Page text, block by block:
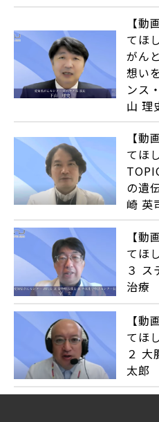
【動
てほ
がん
想い
ンス
山 理
【動
てほ
の遺
崎 英
【動
てほ
３ ス
治療
【動
てほ
２
太郎